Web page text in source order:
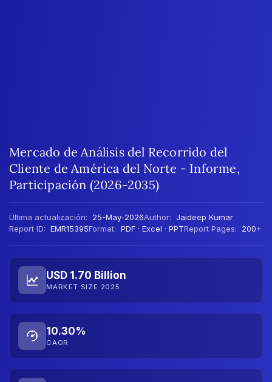
Mercado de Análisis del Recorrido del
Cliente de América del Norte - Informe,
Participación (2026-2035)
Última actualización: 25-May-2026Author: Jaideep Kumar
Report ID: EMR15395Format: PDF · Excel · PPTReport Pages: 200+
USD 1.70 Billion
MARKET SIZE 2025
10.30%
CAGR